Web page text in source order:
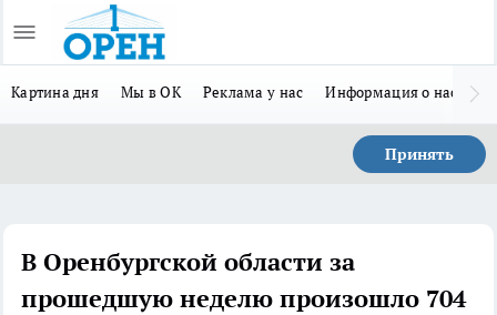
Картина дня Мы в ОК Реклама у нас Информация о нас
Принять
В Оренбургской области за
прошедшую неделю произошло 704